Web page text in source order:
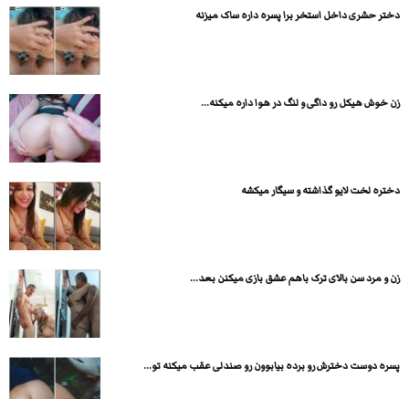
دختر حشری داخل استخر برا پسره داره ساک میزنه
زن خوش هیکل رو داگی و لنگ در هوا داره میکنه...
دختره لخت لایو گذاشته و سیگار میکشه
زن و مرد سن بالای ترک باهم عشق بازی میکنن بعد...
پسره دوست دخترش رو برده بیابوون رو صندلی عقب میکنه تو...